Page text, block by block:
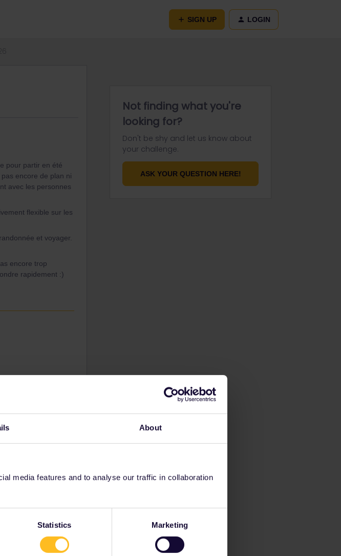
About
media features and to analyse our traffic in collaboration
Statistics Marketing
SIGN UP LOGIN
pour partir en été
encore de plan ni
avec les personnes
flexible sur les
et voyager.
encore trop
rapidement :)
y poster, ainsi
Not finding what you're
looking for?
Don't be shy and let us know about
your challenge.
ASK YOUR QUESTION HERE!